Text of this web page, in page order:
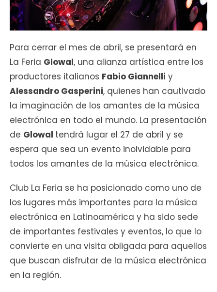
Para cerrar el mes de abril, se presentará en
La Feria Glowal, una alianza artística entre los
productores italianos Fabio Giannelli y
Alessandro Gasperini, quienes han cautivado
la imaginación de los amantes de la música
electrónica en todo el mundo. La presentación
de Glowal tendrá lugar el 27 de abril y se
espera que sea un evento inolvidable para
todos los amantes de la música electrónica.
Club La Feria se ha posicionado como uno de
los lugares más importantes para la música
electrónica en Latinoamérica y ha sido sede
de importantes festivales y eventos, lo que lo
convierte en una visita obligada para aquellos
que buscan disfrutar de la música electrónica
en la región.